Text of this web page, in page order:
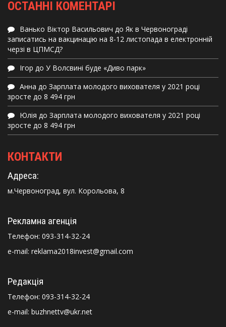
ОСТАННІ КОМЕНТАРІ
Ванько Віктор Васильович до Як в Червонограді
записатись на вакцинацію на 8-12 листопада в електронній
черзі в ЦПМСД?
Ігор до У Волсвині буде «Диво парк»
Анна до Зарплата молодого вихователя у 2021 році
зросте до 8 494 грн
Юлія до Зарплата молодого вихователя у 2021 році
зросте до 8 494 грн
КОНТАКТИ
Адреса:
м.Червоноград, вул. Корольова, 8
Рекламна агенція
Телефон: 093-314-32-24
e-mail: reklama2018invest@gmail.com
Редакція
Телефон: 093-314-32-24
e-mail: buzhnettv@ukr.net